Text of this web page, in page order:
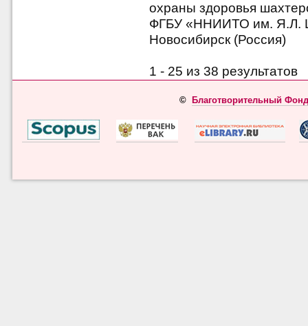
охраны здоровья
ФГБУ «ННИИТО им. Я.Л.
Новосибирск (Россия)
1 - 25 из 38
© Благотворительный